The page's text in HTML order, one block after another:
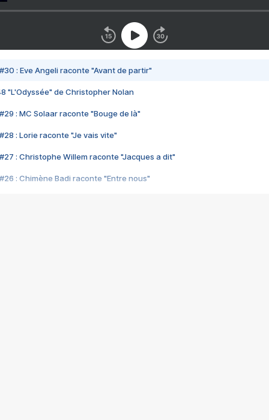
#30 : Eve Angeli raconte "Avant de partir"
"L'Odyssée" de Christopher Nolan
#29 : MC Solaar raconte "Bouge de là"
#28 : Lorie raconte "Je vais vite"
#27 : Christophe Willem raconte "Jacques a dit"
#26 : Chimène Badi raconte "Entre nous"